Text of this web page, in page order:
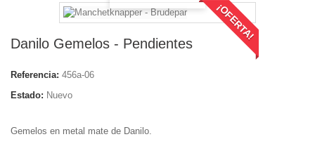
¡OFERTA!
Danilo Gemelos - Pendientes
Referencia: 456a-06
Estado: Nuevo
Gemelos en metal mate de Danilo.